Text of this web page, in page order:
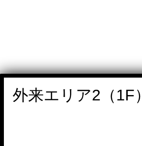
外来エリア2（1F）